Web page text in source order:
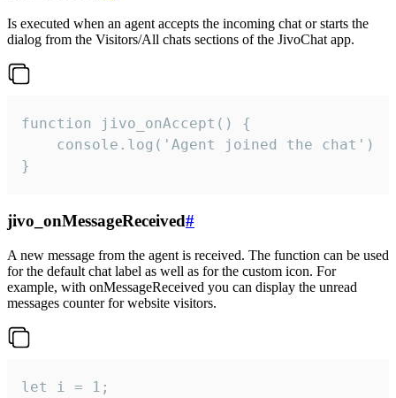
Is executed when an agent accepts the incoming chat or starts the
dialog from the Visitors/All chats sections of the JivoChat app.
function jivo_onAccept() {
}
jivo_onMessageReceived#
A new message from the agent is received. The function can be used
for the default chat label as well as for the custom icon. For
example, with onMessageReceived you can display the unread
messages counter for website visitors.
let i = 1;